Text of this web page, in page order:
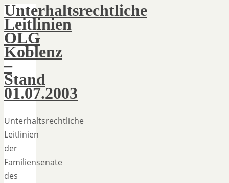
Unterhaltsrechtliche
Leitlinien
OLG
Koblenz
–
Stand
01.07.2003
Unterhaltsrechtliche
Leitlinien
der
Familiensenate
des